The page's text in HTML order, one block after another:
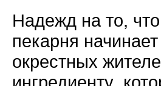
Надежд на то, что
пекарня
окрестных